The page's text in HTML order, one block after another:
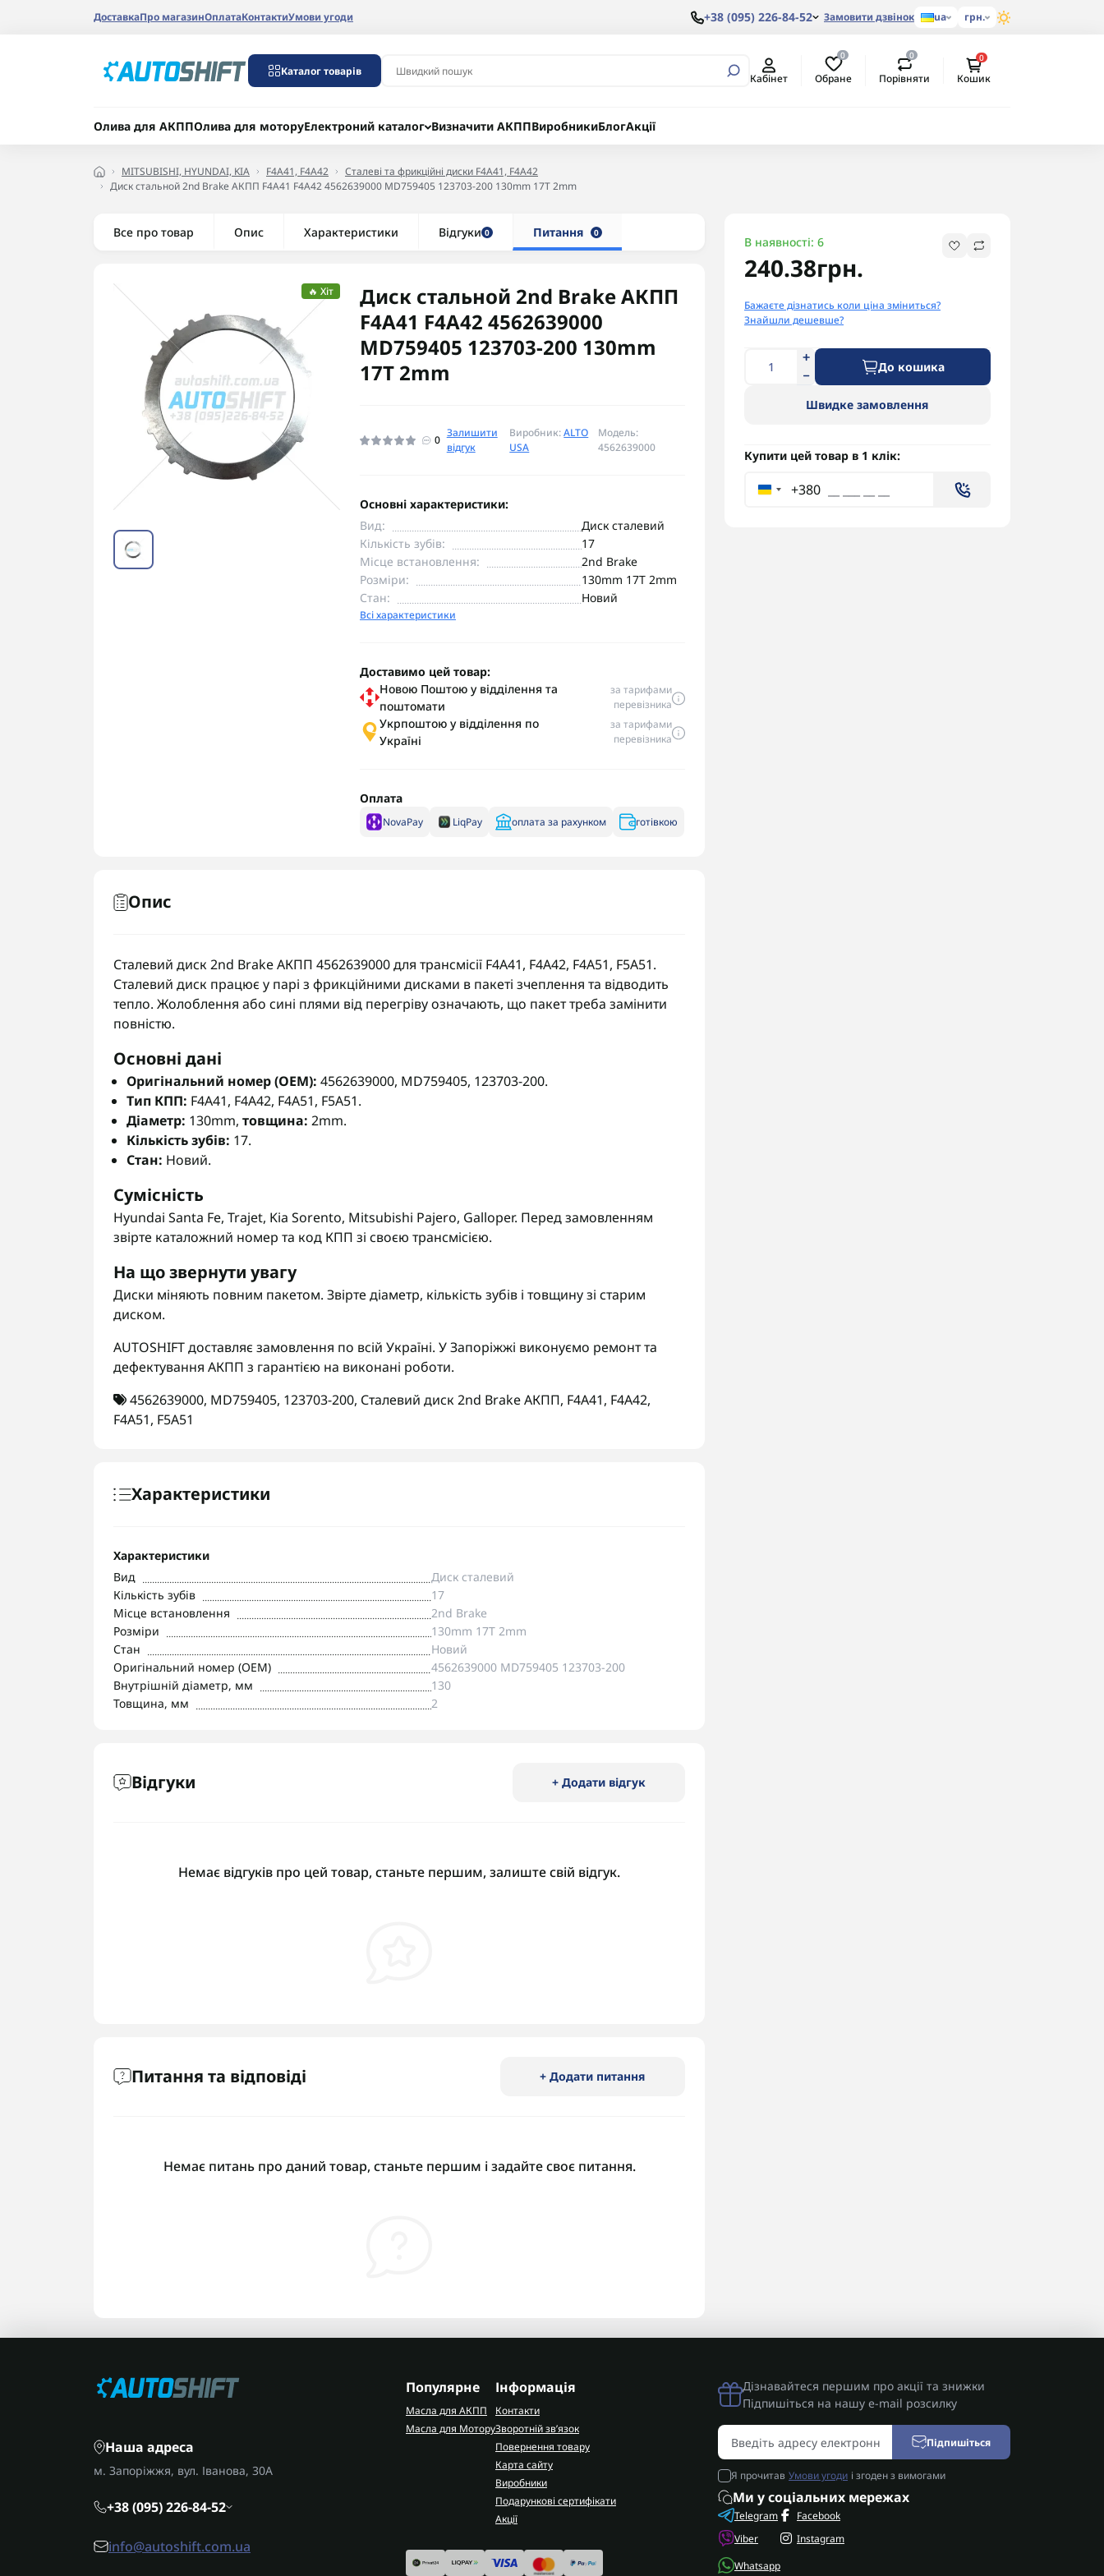
ДоставкаПро магазинОплатаКонтактиУмови угоди +38 (095) 226-84-52 Замовити дзвінок ua грн.
Каталог товарів
Кабінет
0
Обране
0
Порівняти
0
Кошик
Олива для АКППОлива для моторуЕлектроний каталог Визначити АКППВиробникиБлогАкції
MITSUBISHI, HYUNDAI, KIA F4A41, F4A42
Сталеві та фрикційні диски F4A41, F4A42
Диск стальной 2nd Brake АКПП F4A41 F4A42 4562639000 MD759405 123703-200 130mm 17T 2mm
Все про товар Опис Характеристики Відгуки 0 Питання 0
🔥 Хіт
Диск стальной 2nd Brake АКПП
F4A41 F4A42 4562639000
MD759405 123703-200 130mm
17T 2mm
0
Залишити
відгук
Виробник:ALTO
USA
Модель:
4562639000
В наявності: 6
240.38грн.
Бажаєте дізнатись коли ціна зміниться?
Знайшли дешевше?
До кошика
Швидке замовлення
Купити цей товар в 1 клік:
+380
Основні характеристики:
Вид:
Диск сталевий
Кількість зубів:
17
Місце встановлення:
2nd Brake
Розміри:
130mm 17T 2mm
Стан:
Новий
Всі характеристики
Доставимо цей товар:
Новою Поштою у відділення та
поштомати
за тарифами
перевізника
Укрпоштою у відділення по
Україні
за тарифами
перевізника
Оплата
NovaPay LiqPay оплата за рахунком готівкою
Опис
Сталевий диск 2nd Brake АКПП 4562639000 для трансмісії F4A41, F4A42, F4A51, F5A51.
Сталевий диск працює у парі з фрикційними дисками в пакеті зчеплення та відводить
тепло. Жолоблення або сині плями від перегріву означають, що пакет треба замінити
повністю.
Основні дані
Оригінальний номер (OEM): 4562639000, MD759405, 123703-200.
Тип КПП: F4A41, F4A42, F4A51, F5A51.
Діаметр: 130mm, товщина: 2mm.
Кількість зубів: 17.
Стан: Новий.
Сумісність
Hyundai Santa Fe, Trajet, Kia Sorento, Mitsubishi Pajero, Galloper. Перед замовленням
звірте каталожний номер та код КПП зі своєю трансмісією.
На що звернути увагу
Диски міняють повним пакетом. Звірте діаметр, кількість зубів і товщину зі старим
диском.
AUTOSHIFT доставляє замовлення по всій Україні. У Запоріжжі виконуємо ремонт та
дефектування АКПП з гарантією на виконані роботи.
4562639000, MD759405, 123703-200, Сталевий диск 2nd Brake АКПП, F4A41, F4A42,
F4A51, F5A51
Характеристики
Характеристики
Вид
Диск сталевий
Кількість зубів
17
Місце встановлення
2nd Brake
Розміри
130mm 17T 2mm
Стан
Новий
Оригінальний номер (OEM)
4562639000 MD759405 123703-200
Внутрішній діаметр, мм
130
Товщина, мм
2
Відгуки + Додати відгук
Немає відгуків про цей товар, станьте першим, залиште свій відгук.
Питання та відповіді + Додати питання
Немає питань про даний товар, станьте першим і задайте своє питання.
Наша адреса
м. Запоріжжя, вул. Іванова, 30А
+38 (095) 226-84-52
info@autoshift.com.ua
Популярне
Масла для АКПП
Масла для Мотору
Інформація
Контакти
Зворотній зв’язок
Повернення товару
Карта сайту
Виробники
Подарункові сертифікати
Акції
Ми у соціальних мережах
Telegram
Viber
Whatsapp
Facebook
Instagram
Дізнавайтеся першим про акції та знижки
Підпишіться на нашу e-mail розсилку
Підпишіться
Я прочитав Умови угоди і згоден з вимогами